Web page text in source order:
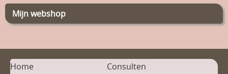
Mijn webshop
Home
Consulten